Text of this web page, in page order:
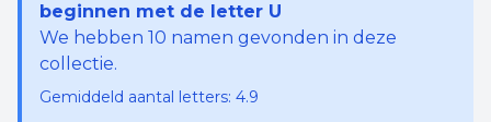
beginnen met de letter U
We hebben 10 namen gevonden in deze
collectie.
Gemiddeld aantal letters: 4.9